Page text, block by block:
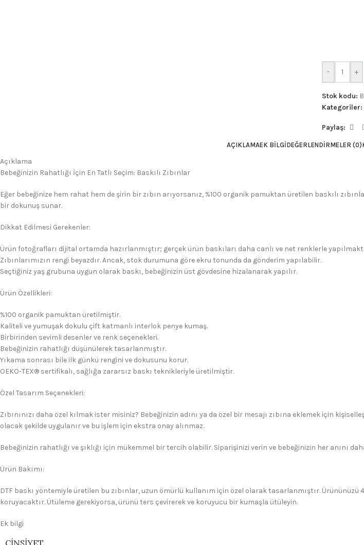
- +
Stok kodu:
Kategoriler:
Paylaş:
AÇIKLAMAEK BILGIDEĞERLENDIRMELER (0)
Açıklama
Bebeğinizin Rahatlığı İçin En Tatlı Seçim: Baskılı Zıbınlar
Eğer bebeğinize hem rahat hem de şirin bir zıbın arıyorsanız, %100 organik pamuktan üretilen baskılı
bir dokunuş sunar.
Dikkat Edilmesi Gerekenler:
Ürün fotoğrafları dijital ortamda hazırlanmıştır; gerçek ürün baskıları daha canlı ve net renklerle
Zıbınlarımızın rengi beyazdır. Ancak, stok durumuna göre ekru tonunda da gönderim yapılabilir.
Seçtiğiniz yaş grubuna uygun olarak baskı, bebeğinizin üst gövdesine hizalanarak yapılır.
Ürün Özellikleri:
%100 organik pamuktan üretilmiştir.
Kaliteli ve yumuşak dokulu çift katmanlı interlok penye kumaş.
Birbirinden sevimli desenler ve renk seçenekleri.
Bebeğinizin rahatlığı düşünülerek tasarlanmıştır.
Yıkama sonrası bile ilk günkü rengini ve dokusunu korur.
OEKO-TEX® sertifikalı, sağlığa zararsız baskı teknikleriyle üretilmiştir.
Özel Tasarım Seçenekleri:
Zıbınınızı daha özel kılmak ister misiniz? Bebeğinizin adını ya da özel bir mesajı zıbına eklemek için
olacak şekilde uygulanır ve bu işlem için ekstra onay alınmaz.
Bebeğinizin rahatlığı ve şıklığı için mükemmel bir tercih olabilir. Siparişinizi verin ve bebeğinizin her anını
Ürün Bakımı:
DTF baskı yöntemiyle üretilen bu zıbınlar, uzun ömürlü kullanım için özel olarak tasarlanmıştır. Ürününüzü
koruyacaktır. Ütüleme gerekiyorsa, ürünü ters çevirerek ve koruyucu bir kumaşla ütüleyin.
Ek bilgi
CINSIYET